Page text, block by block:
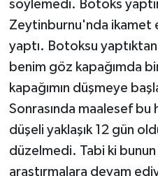
söylemedi. Botoks
Zeytinburnu'nda
yaptı. Botoksu
benim göz kapağımda
kapağımın düşmeye
Sonrasında maalesef bu
düşeli yaklaşık 12 gün
düzelmedi. Tabi ki
araştırmalara devam